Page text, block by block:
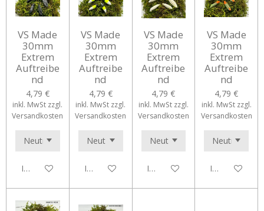
VS Made
30mm
Extrem
Auftreibe
nd
4,79 €
inkl. MwSt zzgl.
Versandkosten
In den Warenkorb
VS Made
30mm
Extrem
Auftreibe
nd
4,79 €
inkl. MwSt zzgl.
Versandkosten
In den Warenkorb
VS Made
30mm
Extrem
Auftreibe
nd
4,79 €
inkl. MwSt zzgl.
Versandkosten
In den Warenkorb
VS Made
30mm
Extrem
Auftreibe
nd
4,79 €
inkl. MwSt zzgl.
Versandkosten
In den